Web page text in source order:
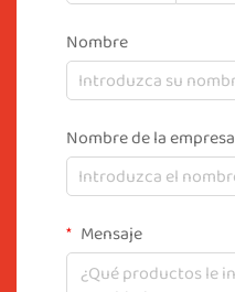
Nombre
Nombre de la empresa
Mensaje